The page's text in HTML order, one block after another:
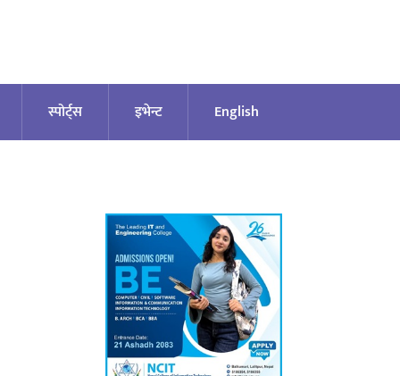
स्पोर्ट्स इभेन्ट English